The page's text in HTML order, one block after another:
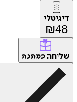
דיגיטלי
₪48
שליחה כמתנה